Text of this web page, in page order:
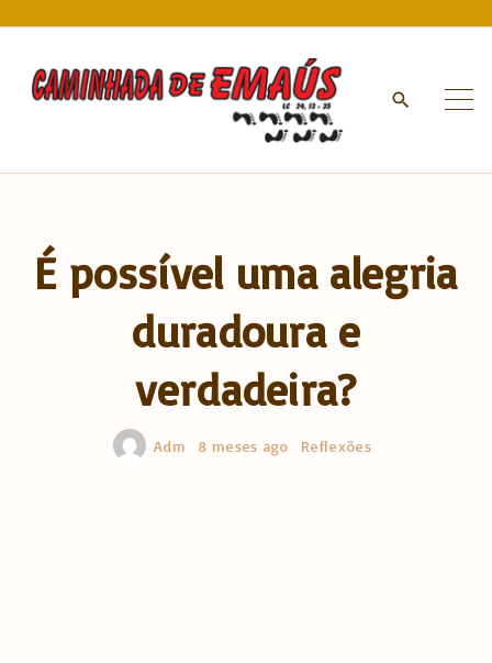
É possível uma alegria
duradoura e
verdadeira?
Adm 8 meses ago Reflexões